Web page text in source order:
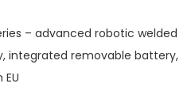
– advanced robotic welded
integrated removable battery,